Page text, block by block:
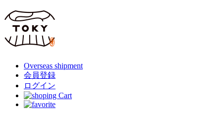
Overseas shipment
会員登録
ログイン